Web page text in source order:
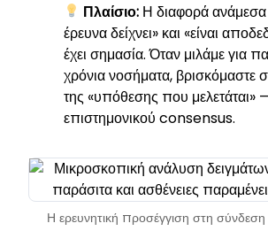
Πλαίσιο: Η διαφορά ανάμεσα
έρευνα δείχνει» και «είναι
έχει σημασία. Όταν μιλάμε για
χρόνια νοσήματα, βρισκόμαστε
της «υπόθεσης που μελετάται»
επιστημονικού consensus.
Η ερευνητική προσέγγιση στη σύνδεση